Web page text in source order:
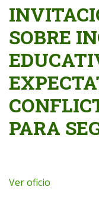
SOBRE
PARA
Ver oficio